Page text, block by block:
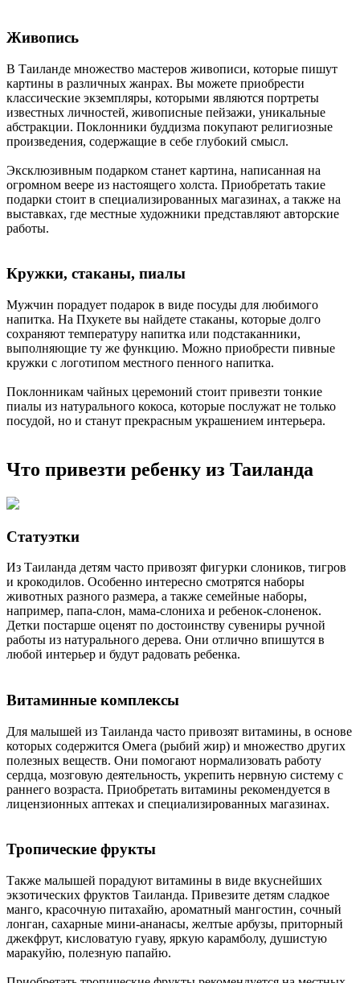
Живопись
В Таиланде множество мастеров живописи, которые пишут
картины в различных жанрах. Вы можете приобрести
классические экземпляры, которыми являются портреты
известных личностей, живописные пейзажи, уникальные
абстракции. Поклонники буддизма покупают религиозные
произведения, содержащие в себе глубокий смысл.
Эксклюзивным подарком станет картина, написанная на
огромном веере из настоящего холста. Приобретать такие
подарки стоит в специализированных магазинах, а также на
выставках, где местные художники представляют авторские
работы.
Кружки, стаканы, пиалы
Мужчин порадует подарок в виде посуды для любимого
напитка. На Пхукете вы найдете стаканы, которые долго
сохраняют температуру напитка или подстаканники,
выполняющие ту же функцию. Можно приобрести пивные
кружки с логотипом местного пенного напитка.
Поклонникам чайных церемоний стоит привезти тонкие
пиалы из натурального кокоса, которые послужат не только
посудой, но и станут прекрасным украшением интерьера.
Что привезти ребенку из Таиланда
Статуэтки
Из Таиланда детям часто привозят фигурки слоников, тигров
и крокодилов. Особенно интересно смотрятся наборы
животных разного размера, а также семейные наборы,
например, папа-слон, мама-слониха и ребенок-слоненок.
Детки постарше оценят по достоинству сувениры ручной
работы из натурального дерева. Они отлично впишутся в
любой интерьер и будут радовать ребенка.
Витаминные комплексы
Для малышей из Таиланда часто привозят витамины, в основе
которых содержится Омега (рыбий жир) и множество других
полезных веществ. Они помогают нормализовать работу
сердца, мозговую деятельность, укрепить нервную систему с
раннего возраста. Приобретать витамины рекомендуется в
лицензионных аптеках и специализированных магазинах.
Тропические фрукты
Также малышей порадуют витамины в виде вкуснейших
экзотических фруктов Таиланда. Привезите детям сладкое
манго, красочную питахайю, ароматный мангостин, сочный
лонган, сахарные мини-ананасы, желтые арбузы, приторный
джекфрут, кисловатую гуаву, яркую карамболу, душистую
маракуйю, полезную папайю.